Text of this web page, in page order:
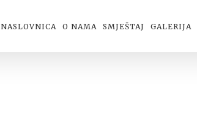
NASLOVNICA O NAMA SMJEŠTAJ GALERIJA